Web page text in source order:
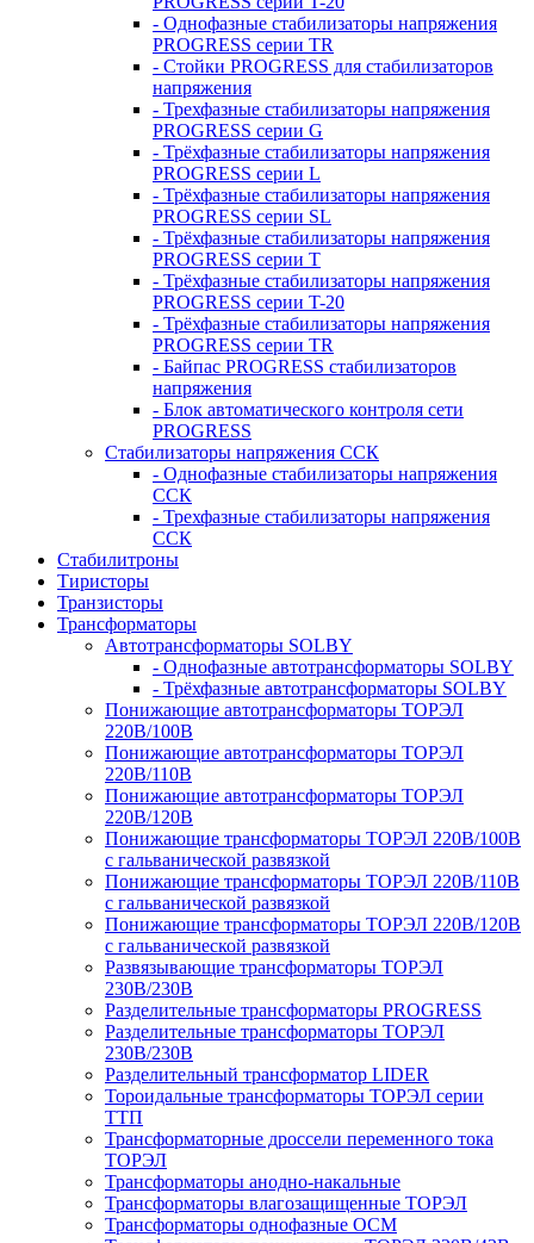
- Однофазные стабилизаторы напряжения
PROGRESS серии TR
- Стойки PROGRESS для стабилизаторов
напряжения
- Трехфазные стабилизаторы напряжения
PROGRESS серии G
- Трёхфазные стабилизаторы напряжения
PROGRESS серии L
- Трёхфазные стабилизаторы напряжения
PROGRESS серии SL
- Трёхфазные стабилизаторы напряжения
PROGRESS серии T
- Трёхфазные стабилизаторы напряжения
PROGRESS серии T-20
- Трёхфазные стабилизаторы напряжения
PROGRESS серии TR
- Байпас PROGRESS стабилизаторов
напряжения
- Блок автоматического контроля сети
PROGRESS
Стабилизаторы напряжения ССК
- Однофазные стабилизаторы напряжения
ССК
- Трехфазные стабилизаторы напряжения
ССК
Стабилитроны
Тиристоры
Транзисторы
Трансформаторы
Автотрансформаторы SOLBY
- Однофазные автотрансформаторы SOLBY
- Трёхфазные автотрансформаторы SOLBY
Понижающие автотрансформаторы ТОРЭЛ
220В/100В
Понижающие автотрансформаторы ТОРЭЛ
220В/110В
Понижающие автотрансформаторы ТОРЭЛ
220В/120В
Понижающие трансформаторы ТОРЭЛ 220В/100В
с гальванической развязкой
Понижающие трансформаторы ТОРЭЛ 220В/110В
с гальванической развязкой
Понижающие трансформаторы ТОРЭЛ 220В/120В
с гальванической развязкой
Развязывающие трансформаторы ТОРЭЛ
230В/230В
Разделительные трансформаторы PROGRESS
Разделительные трансформаторы ТОРЭЛ
230В/230В
Разделительный трансформатор LIDER
Тороидальные трансформаторы ТОРЭЛ серии
ТТП
Трансформаторные дроссели переменного тока
ТОРЭЛ
Трансформаторы анодно-накальные
Трансформаторы влагозащищенные ТОРЭЛ
Трансформаторы однофазные ОСМ